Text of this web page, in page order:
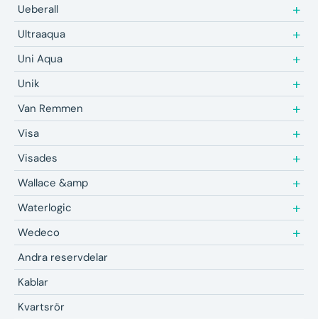
Andra reservdelar
Kablar
Kvartsrör
Ueberall
Ultraaqua
Uni Aqua
Unik
Van Remmen
Visa
Visades
Wallace &amp
Waterlogic
Wedeco